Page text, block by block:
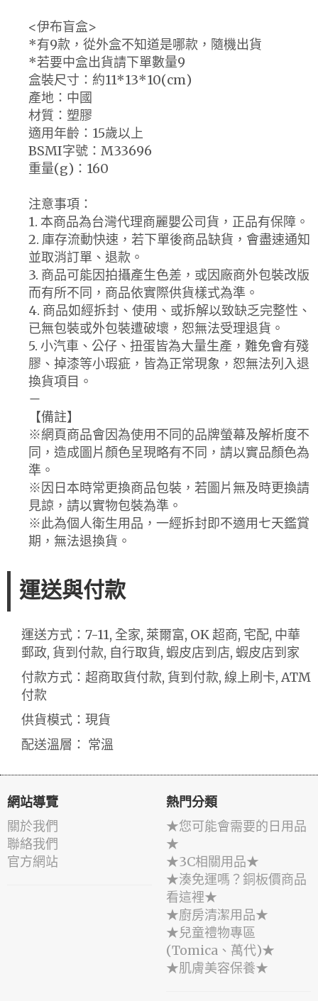
<伊布盲盒>
*有9款，從外盒不知道是哪款，隨機出貨
*若要中盒出貨請下單數量9
盒裝尺寸：約11*13*10(cm)
產地：中國
材質：塑膠
適用年齡：15歲以上
BSMI字號：M33696
重量(g)：160
注意事項：
1. 本商品為台灣代理商麗嬰公司貨，正品有保障。
2. 庫存流動快速，若下單後商品缺貨，會盡速通知
並取消訂單、退款。
3. 商品可能因拍攝產生色差，或因廠商外包裝改版
而有所不同，商品依實際供貨樣式為準。
4. 商品如經拆封、使用、或拆解以致缺乏完整性、
已無包裝或外包裝遭破壞，恕無法受理退貨。
5. 小汽車、公仔、扭蛋皆為大量生產，難免會有殘
膠、掉漆等小瑕疵，皆為正常現象，恕無法列入退
換貨項目。
－
【備註】
※網頁商品會因為使用不同的品牌螢幕及解析度不
同，造成圖片顏色呈現略有不同，請以實品顏色為
準。
※因日本時常更換商品包裝，若圖片無及時更換請
見諒，請以實物包裝為準。
※此為個人衛生用品，一經拆封即不適用七天鑑賞
期，無法退換貨。
運送與付款
運送方式：7-11, 全家, 萊爾富, OK 超商, 宅配, 中華
郵政, 貨到付款, 自行取貨, 蝦皮店到店, 蝦皮店到家
付款方式：超商取貨付款, 貨到付款, 線上刷卡, ATM
付款
供貨模式：現貨
配送溫層： 常溫
網站導覽
關於我們
聯絡我們
官方網站
熱門分類
★您可能會需要的日用品
★
★3C相關用品★
★湊免運嗎？銅板價商品
看這裡★
★廚房清潔用品★
★兒童禮物專區
(Tomica、萬代)★
★肌膚美容保養★